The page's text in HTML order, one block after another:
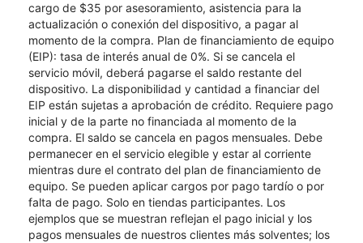
cargo de $35 por asesoramiento, asistencia para la
actualización o conexión del dispositivo, a pagar al
momento de la compra. Plan de financiamiento de equipo
(EIP): tasa de interés anual de 0%. Si se cancela el
servicio móvil, deberá pagarse el saldo restante del
dispositivo. La disponibilidad y cantidad a financiar del
EIP están sujetas a aprobación de crédito. Requiere pago
inicial y de la parte no financiada al momento de la
compra. El saldo se cancela en pagos mensuales. Debe
permanecer en el servicio elegible y estar al corriente
mientras dure el contrato del plan de financiamiento de
equipo. Se pueden aplicar cargos por pago tardío o por
falta de pago. Solo en tiendas participantes. Los
ejemplos que se muestran reflejan el pago inicial y los
pagos mensuales de nuestros clientes más solventes; los